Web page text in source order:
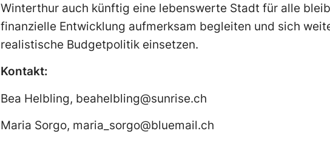
Winterthur auch künftig eine lebenswerte Stadt für alle
finanzielle Entwicklung aufmerksam begleiten und sich
realistische Budgetpolitik einsetzen.
Kontakt:
Bea Helbling, beahelbling@sunrise.ch
Maria Sorgo, maria_sorgo@bluemail.ch